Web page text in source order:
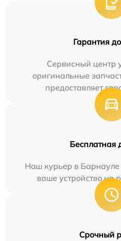
Гарантия
Сервисный центр
оригинальные
предоставляет
Бесплатная
Наш курьер в Барнауле
ваше устройство на
Срочный